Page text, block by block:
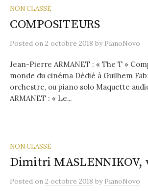
NON CLASSÉ
COMPOSITEURS
Posted on 2 octobre 2018 by PianoNovo
Jean-Pierre ARMANET : « The T »
monde du cinéma Dédié à Guilhem
orchestre, ou piano solo Maquette
ARMANET : « Le...
NON CLASSÉ
Dimitri
Posted on 2 octobre 2018 by PianoNovo